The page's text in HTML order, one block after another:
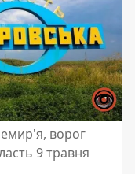
ворог
9 травня